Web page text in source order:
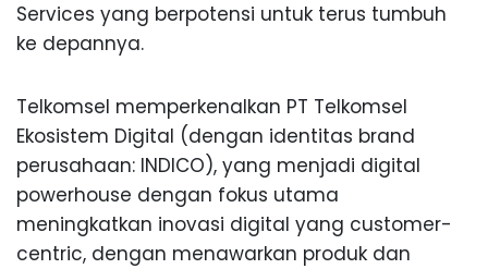
Services yang berpotensi untuk terus tumbuh
ke depannya.
Telkomsel memperkenalkan PT Telkomsel
Ekosistem Digital (dengan identitas brand
perusahaan: INDICO), yang menjadi digital
powerhouse dengan fokus utama
meningkatkan inovasi digital yang customer-
centric, dengan menawarkan produk dan